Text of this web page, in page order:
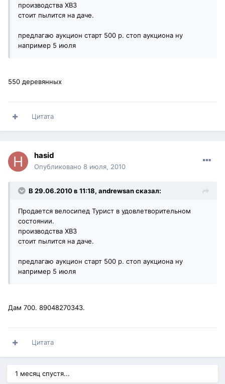
производства ХВЗ
стоит пылится на даче.
предлагаю аукцион старт 500 р. стоп аукциона ну
например 5 июля
550 деревянных
Цитата
hasid
Опубликовано 8 июля, 2010
В 29.06.2010 в 11:18, andrewsan сказал:
Продается велосипед Турист в удовлетворительном
состоянии.
производства ХВЗ
стоит пылится на даче.
предлагаю аукцион старт 500 р. стоп аукциона ну
например 5 июля
Дам 700. 89048270343.
Цитата
1 месяц спустя...